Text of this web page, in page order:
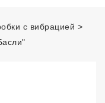
с вибрацией